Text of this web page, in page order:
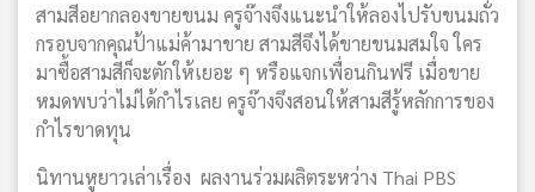
เครือ
ข่าย
สามสีอยากลองขายขนม ครูจ๊างจึงแนะนำให้ลองไปรับขนมถั่ว
กรอบจากคุณป้าแม่ค้ามาขาย สามสีจึงได้ขายขนมสมใจ ใคร
มาซื้อสามสีก็จะตักให้เยอะ ๆ หรือแจกเพื่อนกินฟรี เมื่อขาย
หมดพบว่าไม่ได้กำไรเลย ครูจ๊างจึงสอนให้สามสีรู้หลักการของ
กำไรขาดทุน
นิทานหูยาวเล่าเรื่อง ผลงานร่วมผลิตระหว่าง Thai PBS